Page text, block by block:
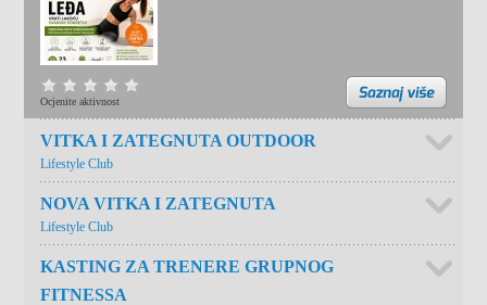
Ocjenite aktivnost
VITKA I ZATEGNUTA OUTDOOR
Lifestyle Club
NOVA VITKA I ZATEGNUTA
Lifestyle Club
KASTING ZA TRENERE GRUPNOG
FITNESSA